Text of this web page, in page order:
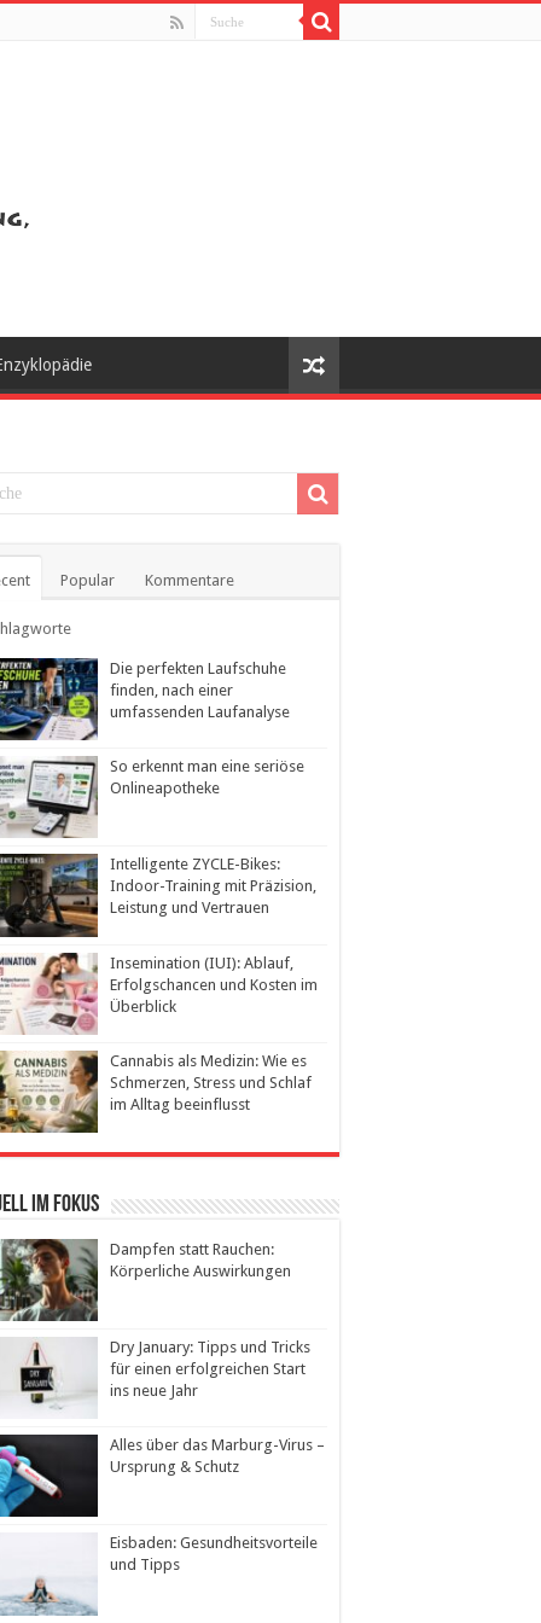
Popular Kommentare
Die perfekten Laufschuhe
finden, nach einer
umfassenden Laufanalyse
So erkennt man eine seriöse
Onlineapotheke
Intelligente ZYCLE-Bikes:
Indoor-Training mit Präzision,
Leistung und Vertrauen
Insemination (IUI): Ablauf,
Erfolgschancen und Kosten im
Überblick
Cannabis als Medizin: Wie es
Schmerzen, Stress und Schlaf
im Alltag beeinflusst
im Fokus
Dampfen statt Rauchen:
Körperliche Auswirkungen
Dry January: Tipps und Tricks
für einen erfolgreichen Start
ins neue Jahr
Alles über das Marburg-Virus –
Ursprung & Schutz
Eisbaden: Gesundheitsvorteile
und Tipps